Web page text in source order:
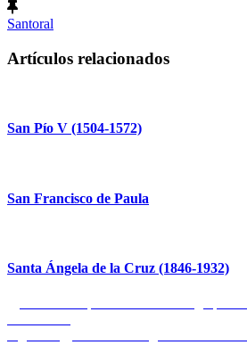
Santoral
Artículos relacionados
San Pío V (1504-1572)
San Francisco de Paula
Santa Ángela de la Cruz (1846-1932)
Navegación
de